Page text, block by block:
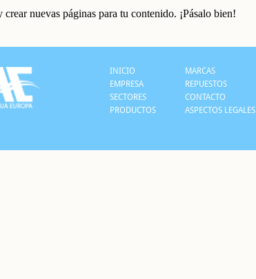
crear nuevas páginas para tu contenido. ¡Pásalo bien!
INICIO
EMPRESA
SECTORES
PRODUCTOS
MARCAS
REPUESTOS
CONTACTO
ASPECTOS LEGALES